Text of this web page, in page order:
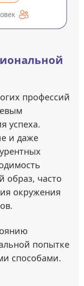
профессий
успеха.
и даже
образ, часто
окружения
попытке
способами.